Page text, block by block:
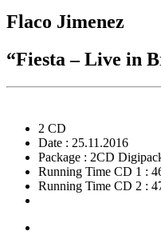
Flaco Jimenez
“Fiesta – Live in
2 CD
Date : 25.11.2016
Package : 2CD
Running Time CD 1 :
Running Time CD 2 :